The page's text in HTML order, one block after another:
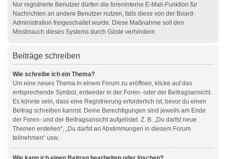
Nur registrierte Benutzer dürfen die foreninterne E-Mail-Funktion für
Nachrichten an andere Benutzer nutzen, falls diese von der Board-
Administration freigeschaltet wurde. Diese Maßnahme soll den
Missbrauch dieses Systems durch Gäste verhindern.
Beiträge schreiben
Wie schreibe ich ein Thema?
Um eine neues Thema in einem Forum zu eröffnen, klicke auf das
entsprechende Symbol, entweder in der Foren- oder der Beitragsansicht.
Es könnte sein, dass eine Registrierung erforderlich ist, bevor du einen
Beitrag schreiben kannst. Deine Berechtigungen sind jeweils am Ende
der Foren- und der Beitragsansicht aufgelistet. Z. B. „Du darfst neue
Themen erstellen“, „Du darfst an Abstimmungen in diesem Forum
teilnehmen“ usw.